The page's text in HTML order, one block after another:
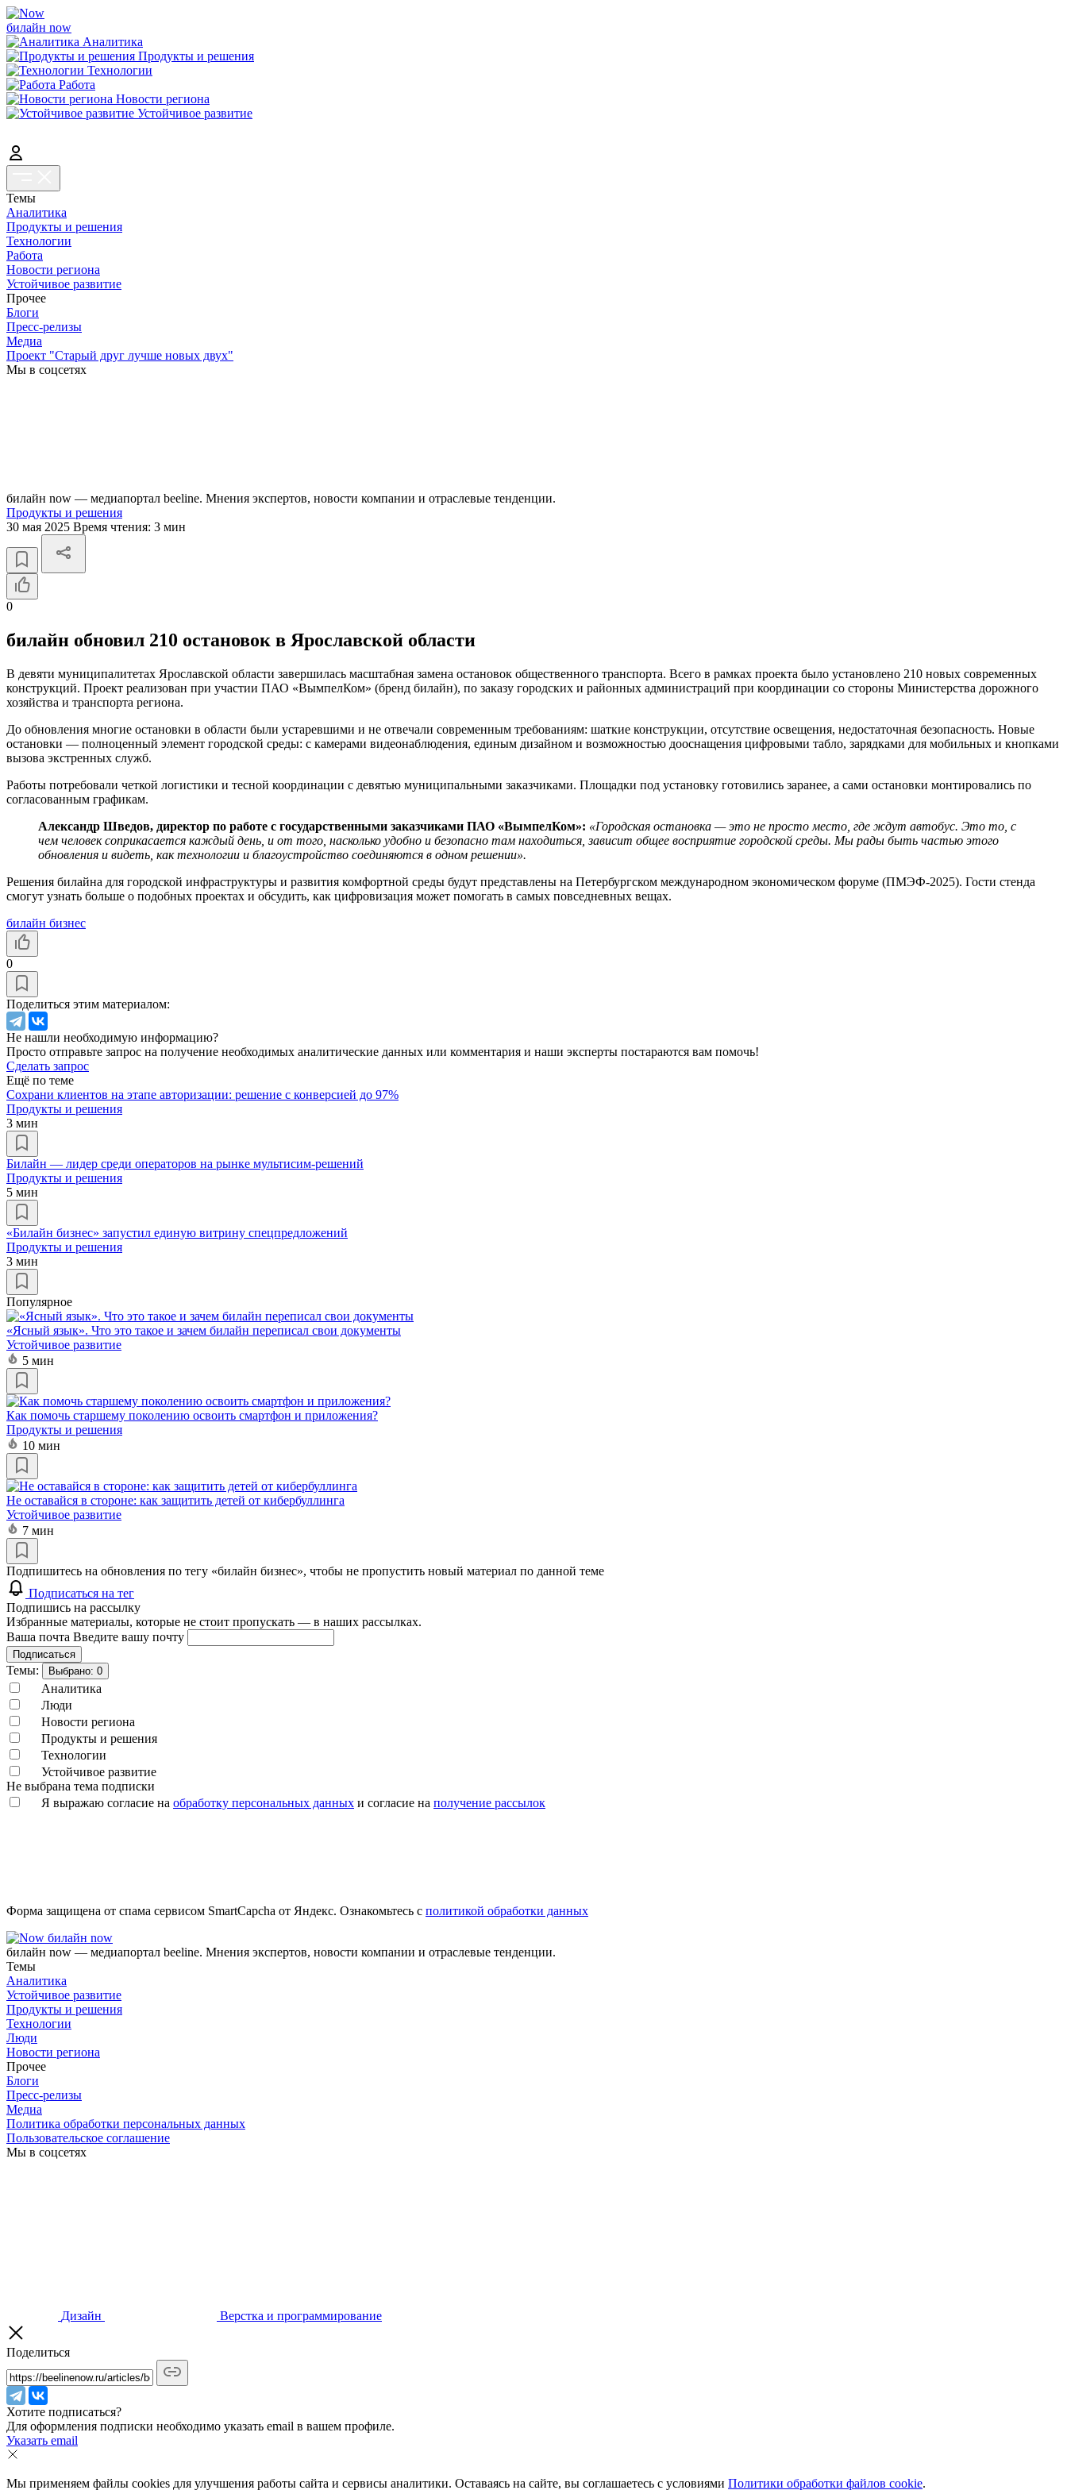
билайн now
Аналитика
Продукты и решения
Технологии
Работа
Новости региона
Устойчивое развитие
Темы
Аналитика
Продукты и решения
Технологии
Работа
Новости региона
Устойчивое развитие
Прочее
Блоги
Пресс-релизы
Медиа
Проект "Старый друг лучше новых двух"
Мы в соцсетях
билайн now — медиапортал beeline. Мнения экспертов, новости компании и отраслевые тенденции.
Продукты и решения
30 мая 2025 Время чтения: 3 мин
0
билайн обновил 210 остановок в Ярославской области
В девяти муниципалитетах Ярославской области завершилась масштабная замена остановок общественного транспорта. Всего в рамках проекта было установлено 210 новых современных
конструкций. Проект реализован при участии ПАО «ВымпелКом» (бренд билайн), по заказу городских и районных администраций при координации со стороны Министерства дорожного
хозяйства и транспорта региона.
До обновления многие остановки в области были устаревшими и не отвечали современным требованиям: шаткие конструкции, отсутствие освещения, недостаточная безопасность. Новые
остановки — полноценный элемент городской среды: с камерами видеонаблюдения, единым дизайном и возможностью дооснащения цифровыми табло, зарядками для мобильных и кнопками
вызова экстренных служб.
Работы потребовали четкой логистики и тесной координации с девятью муниципальными заказчиками. Площадки под установку готовились заранее, а сами остановки монтировались по
согласованным графикам.
Александр Шведов, директор по работе с государственными заказчиками ПАО «ВымпелКом»: «Городская остановка — это не просто место, где ждут автобус. Это то, с
чем человек соприкасается каждый день, и от того, насколько удобно и безопасно там находиться, зависит общее восприятие городской среды. Мы рады быть частью этого
обновления и видеть, как технологии и благоустройство соединяются в одном решении».
Решения билайна для городской инфраструктуры и развития комфортной среды будут представлены на Петербургском международном экономическом форуме (ПМЭФ-2025). Гости стенда
смогут узнать больше о подобных проектах и обсудить, как цифровизация может помогать в самых повседневных вещах.
билайн бизнес
0
Поделиться этим материалом:
Не нашли необходимую информацию?
Просто отправьте запрос на получение необходимых аналитические данных или комментария и наши эксперты постараются вам помочь!
Сделать запрос
Ещё по теме
Cохрани клиентов на этапе авторизации: решение с конверсией до 97%
Продукты и решения
3 мин
Билайн — лидер среди операторов на рынке мультисим-решений
Продукты и решения
5 мин
«Билайн бизнес» запустил единую витрину спецпредложений
Продукты и решения
3 мин
Популярное
«Ясный язык». Что это такое и зачем билайн переписал свои документы
Устойчивое развитие
5 мин
Как помочь старшему поколению освоить смартфон и приложения?
Продукты и решения
10 мин
Не оставайся в стороне: как защитить детей от кибербуллинга
Устойчивое развитие
7 мин
Подпишитесь на обновления по тегу «билайн бизнес», чтобы не пропустить новый материал по данной теме
Подписаться на тег
Подпишись на рассылку
Избранные материалы, которые не стоит пропускать — в наших рассылках.
Ваша почта Введите вашу почту
Подписаться
Темы: Выбрано: 0
Аналитика
Люди
Новости региона
Продукты и решения
Технологии
Устойчивое развитие
Не выбрана тема подписки
Я выражаю согласие на обработку персональных данных и согласие на получение рассылок
Форма защищена от спама сервисом SmartCapcha от Яндекс. Ознакомьтесь с политикой обработки данных
билайн now
билайн now — медиапортал beeline. Мнения экспертов, новости компании и отраслевые тенденции.
Темы
Аналитика
Устойчивое развитие
Продукты и решения
Технологии
Люди
Новости региона
Прочее
Блоги
Пресс-релизы
Медиа
Политика обработки персональных данных
Пользовательское соглашение
Мы в соцсетях
Дизайн Верстка и программирование
Поделиться
Хотите подписаться?
Для оформления подписки необходимо указать email в вашем профиле.
Указать email
Мы применяем файлы cookies для улучшения работы сайта и сервисы аналитики. Оставаясь на сайте, вы соглашаетесь с условиями Политики обработки файлов cookie.